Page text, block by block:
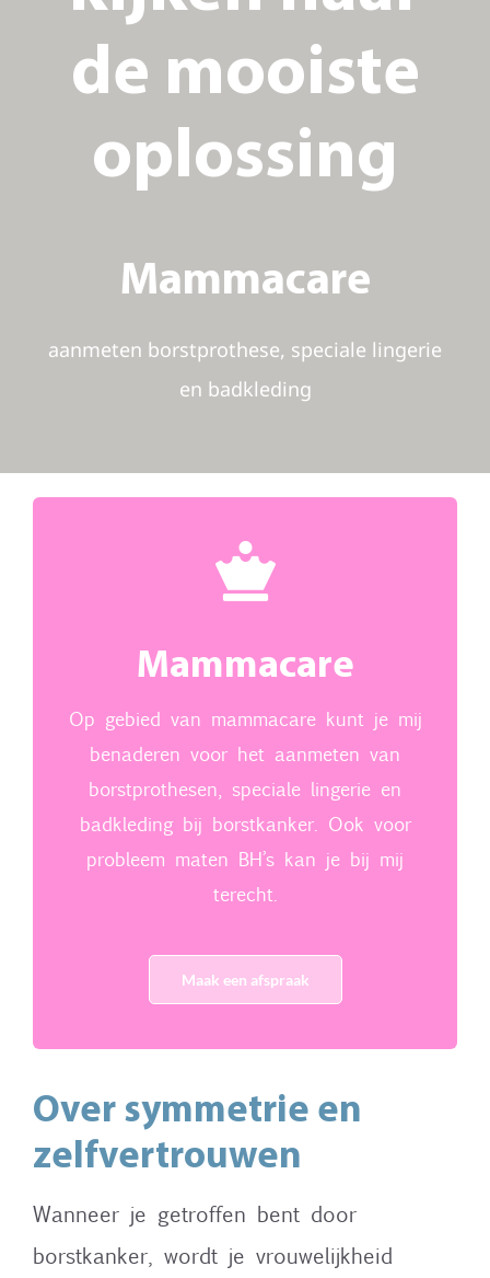
de mooiste
oplossing
Mammacare
aanmeten borstprothese, speciale lingerie
en badkleding
Mammacare
Op gebied van mammacare kunt je mij
benaderen voor het aanmeten van
borstprothesen, speciale lingerie en
badkleding bij borstkanker. Ook voor
probleem maten BH’s kan je bij mij
terecht.
Maak een afspraak
Over symmetrie en
zelfvertrouwen
Wanneer je getroffen bent door
borstkanker, wordt je vrouwelijkheid